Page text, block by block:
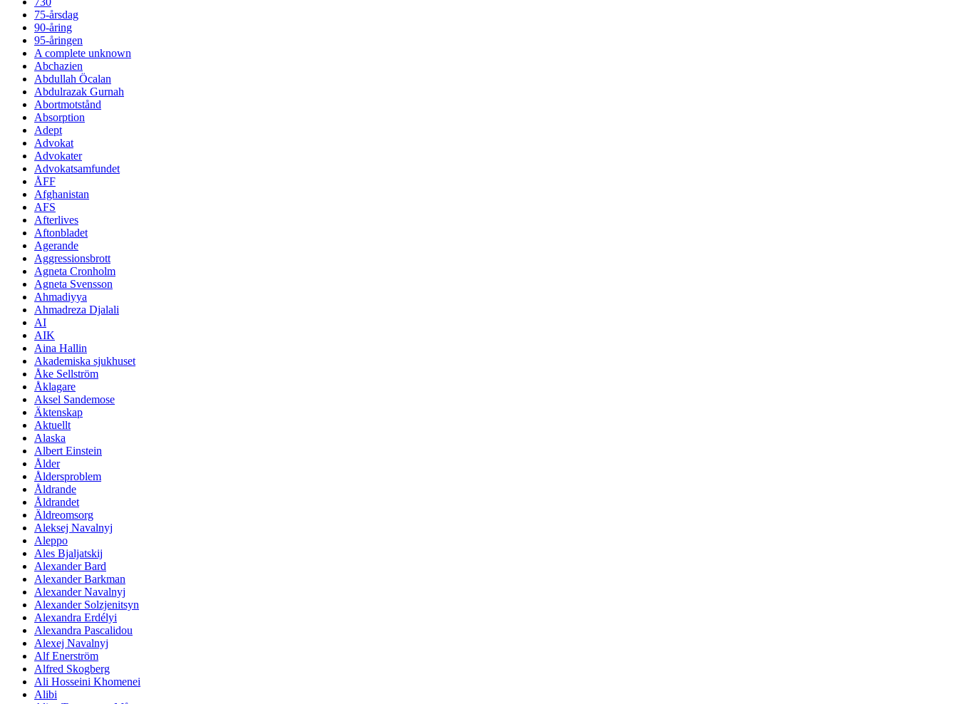
75-årsdag
90-åring
95-åringen
A complete unknown
Abchazien
Abdullah Öcalan
Abdulrazak Gurnah
Abortmotstånd
Absorption
Adept
Advokat
Advokater
Advokatsamfundet
ÅFF
Afghanistan
AFS
Afterlives
Aftonbladet
Agerande
Aggressionsbrott
Agneta Cronholm
Agneta Svensson
Ahmadiyya
Ahmadreza Djalali
AI
AIK
Aina Hallin
Akademiska sjukhuset
Åke Sellström
Åklagare
Aksel Sandemose
Äktenskap
Aktuellt
Alaska
Albert Einstein
Ålder
Åldersproblem
Åldrande
Åldrandet
Äldreomsorg
Aleksej Navalnyj
Aleppo
Ales Bjaljatskij
Alexander Bard
Alexander Barkman
Alexander Navalnyj
Alexander Solzjenitsyn
Alexandra Erdélyi
Alexandra Pascalidou
Alexej Navalnyj
Alf Enerström
Alfred Skogberg
Ali Hosseini Khomenei
Alibi